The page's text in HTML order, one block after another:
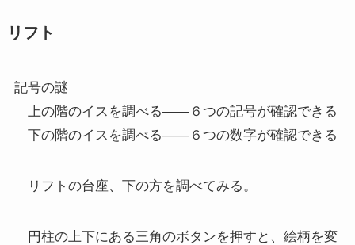
リフト
記号の謎
上の階のイスを調べる――６つの記号が確認できる
下の階のイスを調べる――６つの数字が確認できる
リフトの台座、下の方を調べてみる。
円柱の上下にある三角のボタンを押すと、絵柄を変